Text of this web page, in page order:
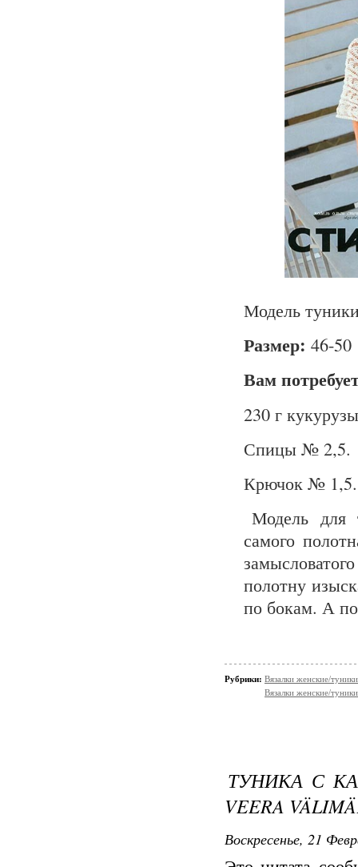
Модель
Размер: 46-50
Вам
230 г
Спицы № 2,5.
Крючок № 1,5.
Модель для
самого
полотну
по бокам. А
Рубрики: Вязалки женские/
Вязалки женские/
ТУНИКА С
VEERA
Воскресенье, 21